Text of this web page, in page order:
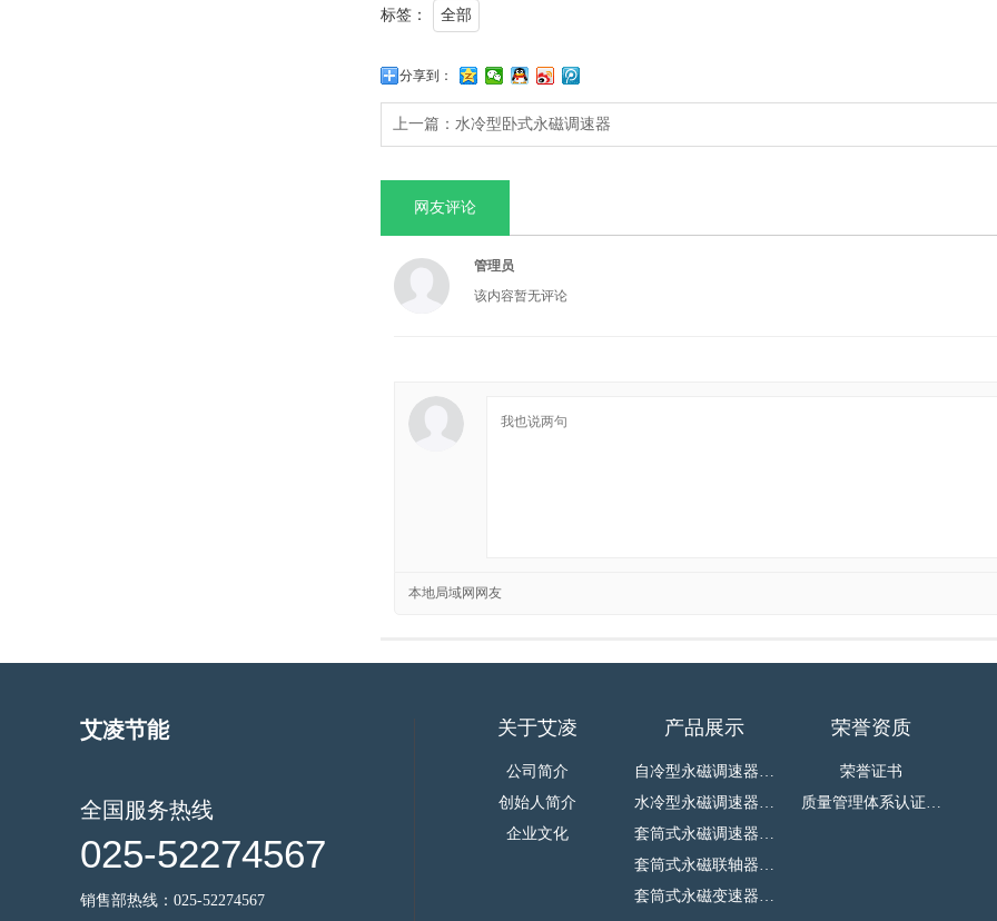
标签： 全部
分享到：
上一篇： 水冷型卧式永磁调速器
网友评论
管理员
该内容暂无评论
本地局域网网友
艾凌节能
全国服务热线
025-52274567
销售部热线：025-52274567
关于艾凌
公司简介
创始人简介
企业文化
产品展示
自冷型永磁调速器…
水冷型永磁调速器…
套筒式永磁调速器…
套筒式永磁联轴器…
套筒式永磁变速器…
荣誉资质
荣誉证书
质量管理体系认证…